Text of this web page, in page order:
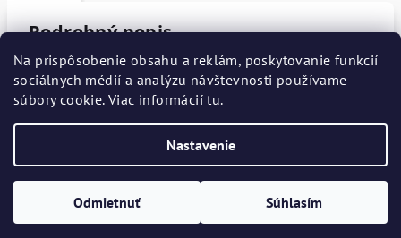
Na prispôsobenie obsahu a reklám, poskytovanie funkcií
sociálnych médií a analýzu návštevnosti používame
súbory cookie. Viac informáciítu.
Nastavenie
Odmietnuť Súhlasím
Podrobný popis
Popis produktu nie je dostupný
nastavenie cookies
Vytvoril Shoptet